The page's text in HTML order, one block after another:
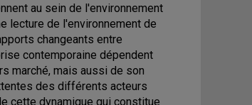
au sein de l'environnement
lecture de l'environnement de
changeants entre
contemporaine dépendent
marché, mais aussi de son
des différents acteurs
cette dynamique qui constitue